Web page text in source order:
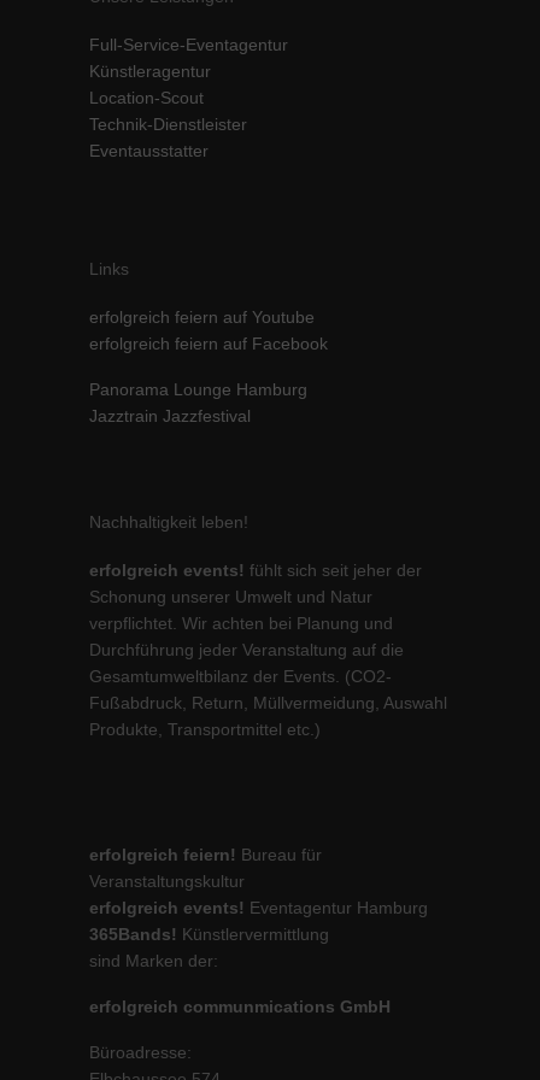
Full-Service-Eventagentur
Künstleragentur
Location-Scout
Technik-Dienstleister
Eventausstatter
Links
erfolgreich feiern auf Youtube
erfolgreich feiern auf Facebook
Panorama Lounge Hamburg
Jazztrain Jazzfestival
Nachhaltigkeit leben!
erfolgreich events! fühlt sich seit jeher der
Schonung unserer Umwelt und Natur
verpflichtet. Wir achten bei Planung und
Durchführung jeder Veranstaltung auf die
Gesamtumweltbilanz der Events. (CO2-
Fußabdruck, Return, Müllvermeidung, Auswahl
Produkte, Transportmittel etc.)
erfolgreich feiern! Bureau für
Veranstaltungskultur
erfolgreich events! Eventagentur Hamburg
365Bands! Künstlervermittlung
sind Marken der:
erfolgreich communmications GmbH
Büroadresse:
standardmäßig blockiert. Wenn Cookies von externen Medien akzeptiert
werden, bedarf der Zugriff auf diese Inhalte keiner manuellen Einwilligung
Cookie-Informationen anzeigen
powered by Borlabs Cookie